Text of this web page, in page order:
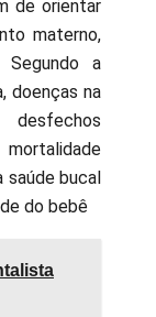
de orientar
materno,
Segundo a
doenças na
bucal
do bebê